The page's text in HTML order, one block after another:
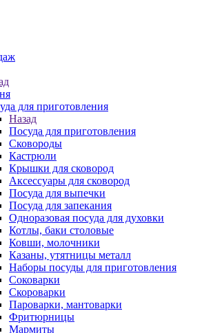
для приготовления
Назад
Посуда для приготовления
Сковороды
Кастрюли
Крышки для сковород
Аксессуары для сковород
Посуда для выпечки
Посуда для запекания
Одноразовая посуда для духовки
Котлы, баки столовые
Ковши, молочники
Казаны, утятницы металл
Наборы посуды для приготовления
Соковарки
Скороварки
Пароварки, мантоварки
Фритюрницы
Мармиты